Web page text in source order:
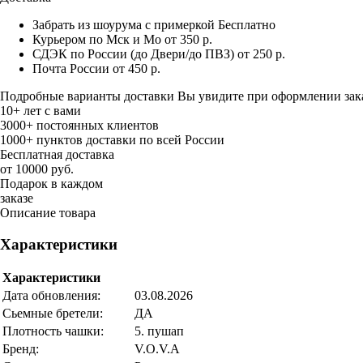
Забрать из шоурума с примеркой Бесплатно
Курьером по Мск и Мо от 350 р.
СДЭК по России (до Двери/до ПВЗ) от 250 р.
Почта России от 450 р.
Подробные варианты доставки Вы увидите при оформлении
10+ лет с вами
3000+ постоянных клиентов
1000+ пунктов доставки по всей России
Бесплатная доставка
от 10000 руб.
Подарок в каждом
заказе
Описание товара
Характеристики
Характеристики
Дата обновления:
03.08.2026
Сьемные бретели:
ДА
Плотность чашки:
5. пушап
Бренд:
V.O.V.A